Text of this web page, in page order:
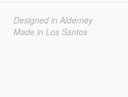
Designed in Alderney
Made in Los Santos